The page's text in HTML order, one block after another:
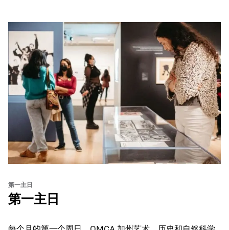
第一主日
第一主日